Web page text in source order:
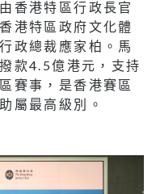
香港特區行政長官
港特區政府文化體
政總裁應家柏。馬
款4.5億港元，支持
賽事，是香港賽區
屬最高級別。